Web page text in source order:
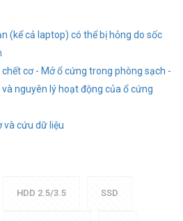
(kể cả laptop) có thể bị hỏng do sốc
cơ - Mở ổ cứng trong phòng sạch -
nguyên lý hoạt động của ổ cứng
và cứu dữ liệu
HDD 2.5/3.5 SSD